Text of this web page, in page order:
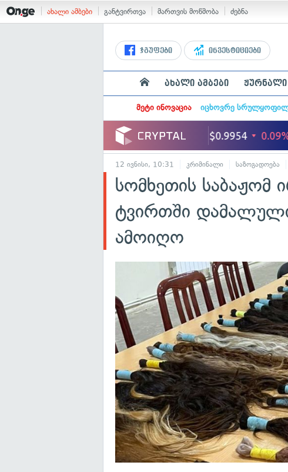
ახალი ამბები განტვირთვა მართვის მოწმობა ძებნა
ჯგუფები ინვესტიციები
ახალი ამბები ჟურნალი
მეტი ინოვაცია იცხოვრე
12 ივნისი, 10:31 კრიმინალი საზოგადოება
სომხეთის საბაჟომ
ტვირთში
ამოიღო